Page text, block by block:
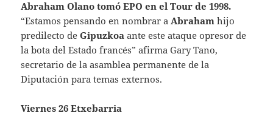
Abraham Olano tomóEPO en el Tour de 1998.
“Estamos pensando en nombrar a Abraham hijo
predilecto deGipuzkoa ante este ataque opresor de
la bota del Estado francés” afirma Gary Tano,
secretario de la asamblea permanente de la
Diputación para temas externos.
Viernes 26 Etxebarria